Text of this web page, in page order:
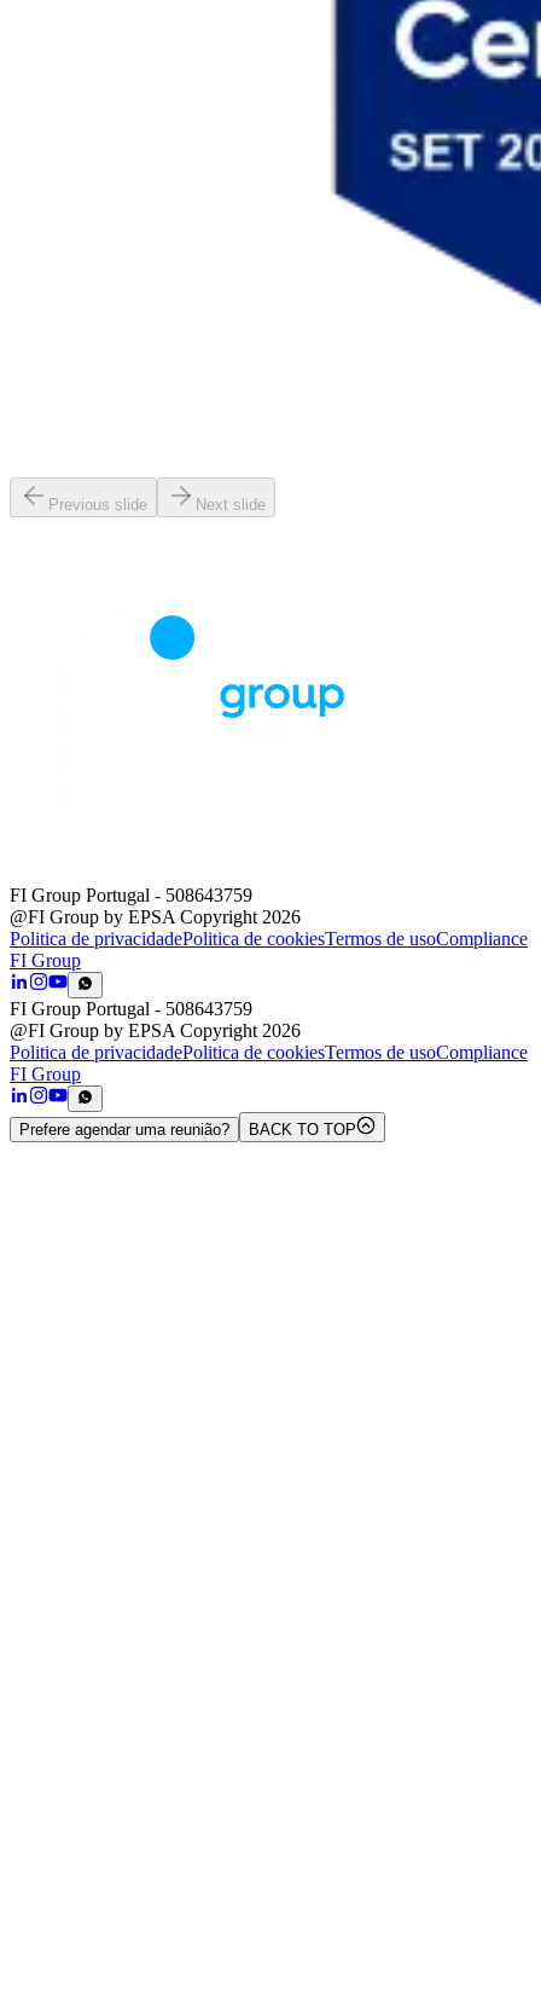
Previous slide Next slide
FI Group Portugal - 508643759
@FI Group by EPSA Copyright 2026
Politica de privacidadePolitica de cookiesTermos de usoCompliance
FI Group
FI Group Portugal - 508643759
@FI Group by EPSA Copyright 2026
Politica de privacidadePolitica de cookiesTermos de usoCompliance
FI Group
Prefere agendar uma reunião? BACK TO TOP